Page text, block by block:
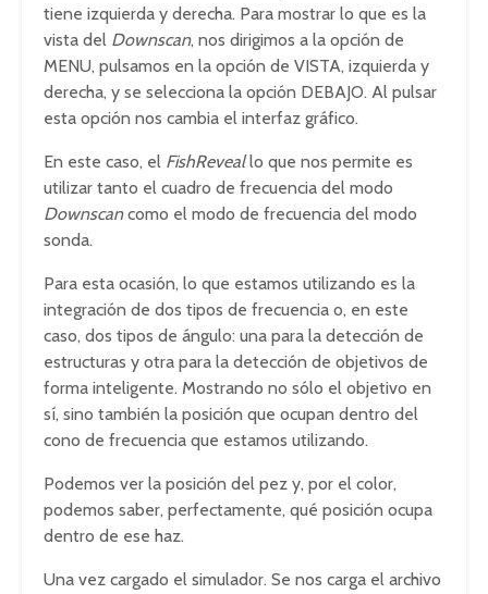
tiene izquierda y derecha. Para mostrar lo que es la
vista del Downscan, nos dirigimos a la opción de
MENU, pulsamos en la opción de VISTA, izquierda y
derecha, y se selecciona la opción DEBAJO. Al pulsar
esta opción nos cambia el interfaz gráfico.
En este caso, el FishReveallo que nos permite es
utilizar tanto el cuadro de frecuencia del modo
Downscancomo el modo de frecuencia del modo
sonda.
Para esta ocasión, lo que estamos utilizando es la
integración de dos tipos de frecuencia o, en este
caso, dos tipos de ángulo: una para la detección de
estructuras y otra para la detección de objetivos de
forma inteligente. Mostrando no sólo el objetivo en
sí, sino también la posición que ocupan dentro del
cono de frecuencia que estamos utilizando.
Podemos ver la posición del pez y, por el color,
podemos saber, perfectamente, qué posición ocupa
dentro de ese haz.
Una vez cargado el simulador. Se nos carga el archivo